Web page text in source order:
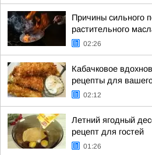
Причины сильного
растительного
02:26
Кабачковое
рецепты для
02:12
Летний ягодный
рецепт для гостей
01:26